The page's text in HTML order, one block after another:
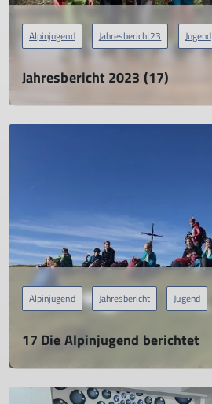
Alpinjugend Jahresbericht23 Jugend
Jahresbericht 2023 (17)
Alpinjugend
Alpinjugend Jahresbericht Jugend
17 Die Alpinjugend berichtet
13 - 17 Jahre